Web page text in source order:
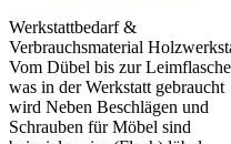
Werkstattbedarf &
Verbrauchsmaterial
Vom Dübel bis zur
was in der Werkstatt gebraucht
wird Neben Beschlägen und
Schrauben für Möbel sind